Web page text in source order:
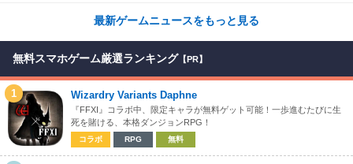
最新ゲームニュースをもっと見る
無料スマホゲーム厳選ランキング 【PR】
1 Wizardry Variants Daphne
『FFXI』コラボ中、限定キャラが無料ゲット可能！一歩進むたびに生
死を賭ける、本格ダンジョンRPG！
コラボ RPG 無料